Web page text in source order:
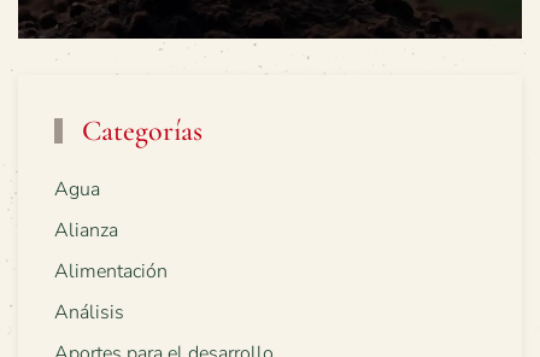
Categorías
Agua
Alianza
Alimentación
Análisis